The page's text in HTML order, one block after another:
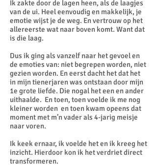
Ik zakte door de lagen heen, als de laagjes
van de ui. Heel eenvoudig en makkelijk, je
emotie wijst je de weg. En vertrouw op het
allereerste wat naar boven komt. Want dat
is die laag.
Dus ik ging als vanzelf naar het gevoel en
de emoties van: niet begrepen worden, niet
gezien worden. En eerst dacht het dat het
in mijn tienerjaren was ontstaan door mijn
1e grote liefde. Die nogal het een en ander
uithaalde. En toen, toen voelde ik me nog
kleiner worden en toen kwam opeens dat
moment met m’n vader als 4-jarig meisje
naar voren.
Ik keek ernaar, ik voelde het en ik kreeg het
inzicht. Hierdoor kon ik het verdriet direct
transformeren.